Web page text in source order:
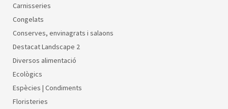
Carnisseries
Congelats
Conserves, envinagrats i salaons
Destacat Landscape 2
Diversos alimentació
Ecològics
Espècies | Condiments
Floristeries